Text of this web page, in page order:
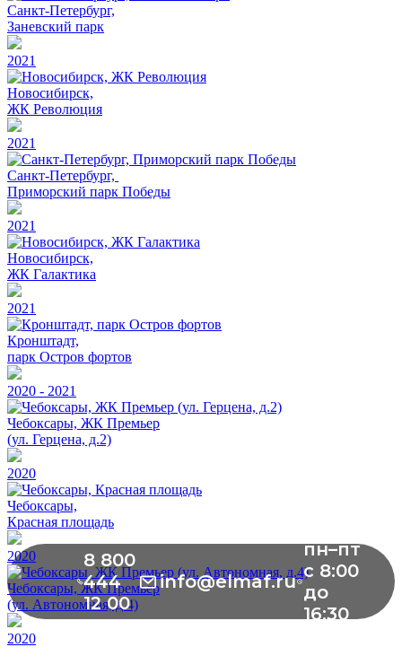
Санкт-Петербург,
Заневский парк
2021
Новосибирск,
ЖК Революция
2021
Санкт-Петербург,
Приморский парк Победы
2021
Новосибирск,
ЖК Галактика
2021
Кронштадт,
парк Остров фортов
2020 - 2021
Чебоксары, ЖК Премьер
(ул. Герцена, д.2)
2020
Чебоксары,
Красная площадь
2020
Чебоксары, ЖК Премьер
(ул. Автономная, д.4)
2020
8 800
444
12 00
info@elmaf.ru
пн–пт
с 8:00
до
16:30